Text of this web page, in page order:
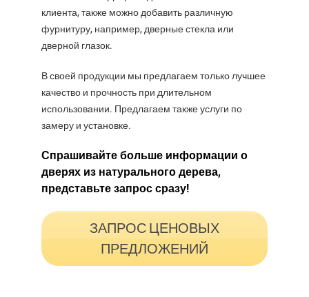
клиента, также можно добавить различную
фурнитуру, например, дверные стекла или
дверной глазок.
В своей продукции мы предлагаем только лучшее
качество и прочность при длительном
использовании. Предлагаем также услуги по
замеру и установке.
Спрашивайте больше информации о
дверях из натурального дерева,
представьте запрос сразу!
ЗАПРОС ЦЕНОВЫХ
ПРЕДЛОЖЕНИЙ